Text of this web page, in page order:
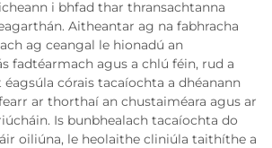
i bhfad thar thransachtanna
Aitheantar ag na fabhracha
ag ceangal le hionadú an
fadtéarmach agus a chlú féin, rud a
córais tacaíochta a dhéanann
ar thorthaí an chustaiméara agus ar
Is bunbhealach tacaíochta do
oiliúna, le heolaithe cliniúla taithíthe a